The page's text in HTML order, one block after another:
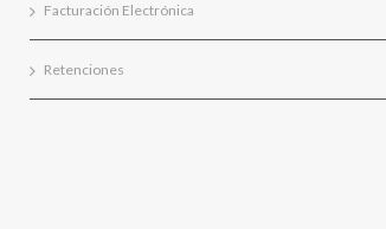
Facturación Electrónica
Retenciones